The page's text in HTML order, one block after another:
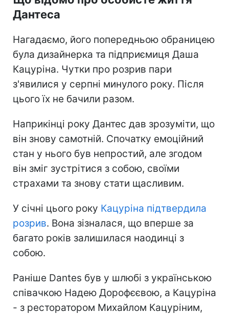
Дантеса
Нагадаємо, його попередньою обраницею
була дизайнерка та підприємиця Даша
Кацуріна. Чутки про розрив пари
з'явилися у серпні минулого року. Після
цього їх не бачили разом.
Наприкінці року Дантес дав зрозуміти, що
він знову самотній. Спочатку емоційний
стан у нього був непростий, але згодом
він зміг зустрітися з собою, своїми
страхами та знову стати щасливим.
У січні цього року Кацуріна підтвердила
розрив. Вона зізналася, що вперше за
багато років залишилася наодинці з
собою.
Раніше Dantes був у шлюбі з українською
співачкою Надею Дорофєєвою, а Кацуріна
- з ресторатором Михайлом Кацуріним,